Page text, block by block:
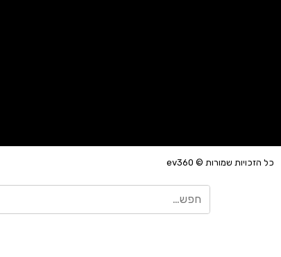
כל הזכויות שמורות © ev360